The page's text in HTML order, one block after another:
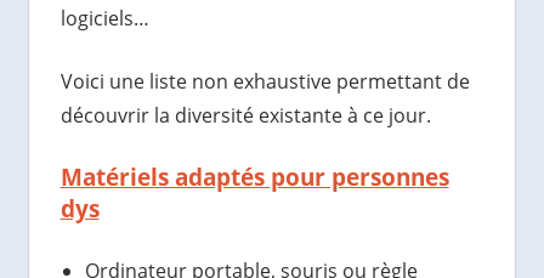
logiciels…
Voici une liste non exhaustive permettant de
découvrir la diversité existante à ce jour.
Matériels adaptés pour personnes
dys
Ordinateur portable, souris ou règle